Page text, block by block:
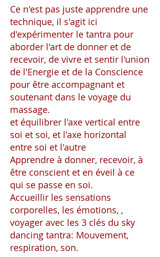
Ce n'est pas juste apprendre une
technique, il s'agit ici
d'expérimenter le tantra pour
aborder l'art de donner et de
recevoir, de vivre et sentir l'union
de l'Energie et de la Conscience
pour être accompagnant et
soutenant dans le voyage du
massage.
et équilibrer l'axe vertical entre
soi et soi, et l'axe horizontal
entre soi et l'autre
Apprendre à donner, recevoir, à
être conscient et en éveil à ce
qui se passe en soi.
Accueillir les sensations
corporelles, les émotions, ,
voyager avec les 3 clés du sky
dancing tantra: Mouvement,
respiration, son.